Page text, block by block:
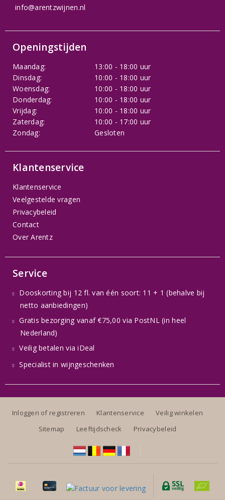
info@arentzwijnen.nl
Openingstijden
Maandag:
13:00 - 18:00 uur
Dinsdag:
10:00 - 18:00 uur
Woensdag:
10:00 - 18:00 uur
Donderdag:
10:00 - 18:00 uur
Vrijdag:
10:00 - 18:00 uur
Zaterdag:
10:00 - 17:00 uur
Zondag:
Gesloten
Klantenservice
Klantenservice
Veelgestelde vragen
Privacybeleid
Contact
Over Arentz
Service
Dooskorting bij 12 fl. van één soort: 11 + 1 (behalve bij
netto aanbiedingen)
Gratis bezorging vanaf €75,00 via PostNL (in heel
Nederland)
Veilig betalen via iDeal
Specialist in wijngeschenken
Inloggen of registreren Klantenservice
Veilig winkelen
Sitemap
Leeftijdscheck Privacybeleid